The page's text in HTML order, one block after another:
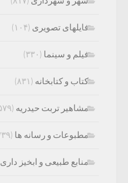
فایلهای تصویری (۱۰۴)
فیلم و سینما (۳۳۰)
کتاب و کتابخانه (۸۳۱)
مشاهیر تربت حیدریه (۵۷۹)
مطبوعات و رسانه ها (۶,۷۳۹)
منابع طبیعی و ابخیز داری